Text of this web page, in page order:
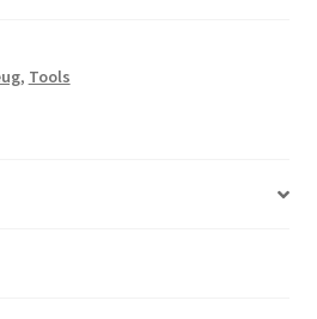
, Tools